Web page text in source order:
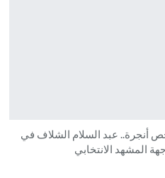
أنجرة.. عبد السلام الشلاف في
المشهد الانتخابي